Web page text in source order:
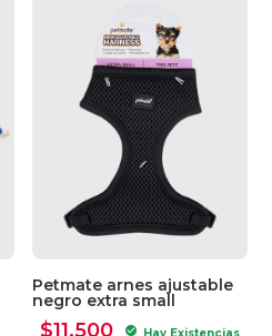
Petmate arnes ajustable
negro extra small
$11.500 check_circle